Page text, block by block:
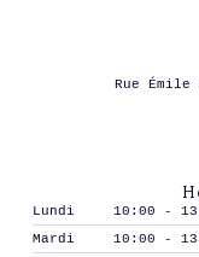
Rue Émile
Lundi 10:00 -
Mardi
10:00 -